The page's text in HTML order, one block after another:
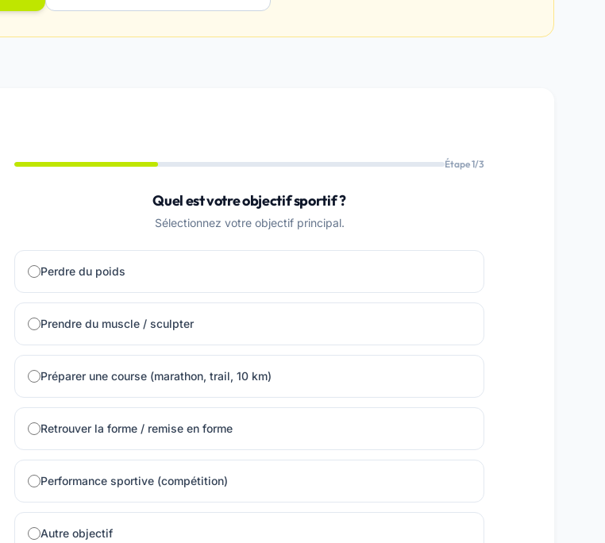
Étape 1/3
Quel est votre objectif sportif ?
Sélectionnez votre objectif principal.
Perdre du poids
Prendre du muscle / sculpter
Préparer une course (marathon, trail, 10 km)
Retrouver la forme / remise en forme
Performance sportive (compétition)
Autre objectif